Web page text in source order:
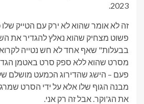
2023.
זה לא אומר שהוא לא ירק עם הטייק שלו
פשוט מצחיק שהוא נאלץ להגדיר את
בבעלות" שאף אחד לא חש נטייה
מסרט שהוא ללא ספק סרט באטמן
פעם – הישג שהדירוג הכמעט מושלם
מבנה הגוף שלו אלא על ידי הסרט
את הג'וקר. אבל זה רק אני.